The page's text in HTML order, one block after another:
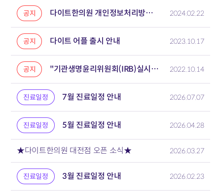
공지 다이트한의원 개인정보처리방침 개정 안내 2024.02.22
공지 다이트 어플 출시 안내 2023.10.17
공지 "기관생명윤리위원회(IRB)실시기관으로 지정" 비만 인구의 삶의 질 개선에 노력 포부 2022.10.14
진료일정 7월 진료일정 안내 2026.07.07
진료일정 5월 진료일정 안내 2026.04.28
★다이트한의원 대전점 오픈 소식★ 2026.03.27
진료일정 3월 진료일정 안내 2026.02.23